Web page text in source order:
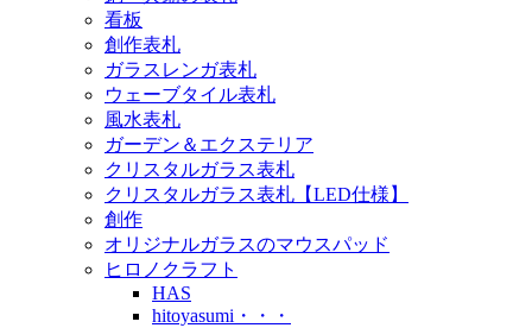
看板
創作表札
ガラスレンガ表札
ウェーブタイル表札
風水表札
ガーデン＆エクステリア
クリスタルガラス表札
クリスタルガラス表札【LED仕様】
創作
オリジナルガラスのマウスパッド
ヒロノクラフト
HAS
hitoyasumi・・・